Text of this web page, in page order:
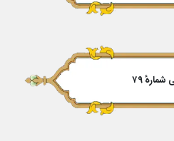
شمارهٔ ۷۹